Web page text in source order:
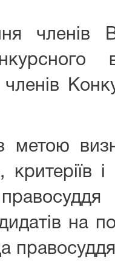
членів
критеріїв
на